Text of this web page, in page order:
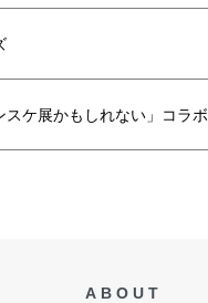
スケ展かもしれない」コラ
ABOUT